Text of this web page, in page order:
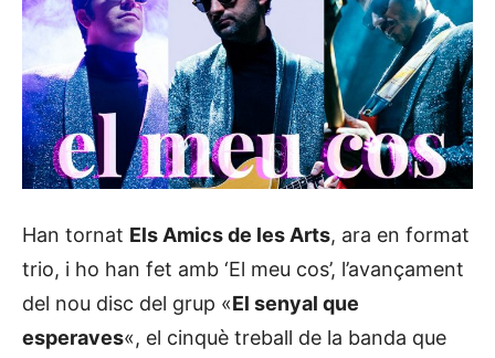
Han tornat Els Amics de les Arts, ara en format
trio, i ho han fet amb ‘El meu cos’, l’avançament
del nou disc del grup «El senyal que
esperaves«, el cinquè treball de la banda que